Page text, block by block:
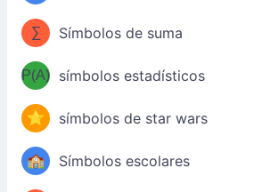
∑ Símbolos de suma
P(A) símbolos estadísticos
⭐ símbolos de star wars
🏫 Símbolos escolares